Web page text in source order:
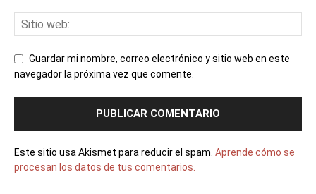
Guardar mi nombre, correo electrónico y sitio web en este
navegador la próxima vez que comente.
Este sitio usa Akismet para reducir el spam. Aprende cómo se
procesan los datos de tus comentarios.